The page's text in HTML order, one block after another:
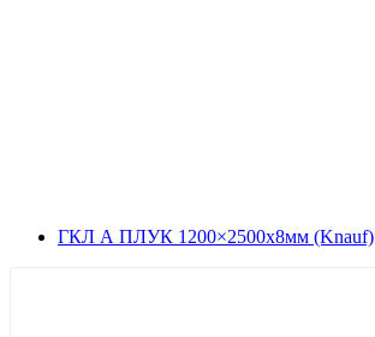
ГКЛ А ПЛУК 1200×2500х8мм (Knauf)